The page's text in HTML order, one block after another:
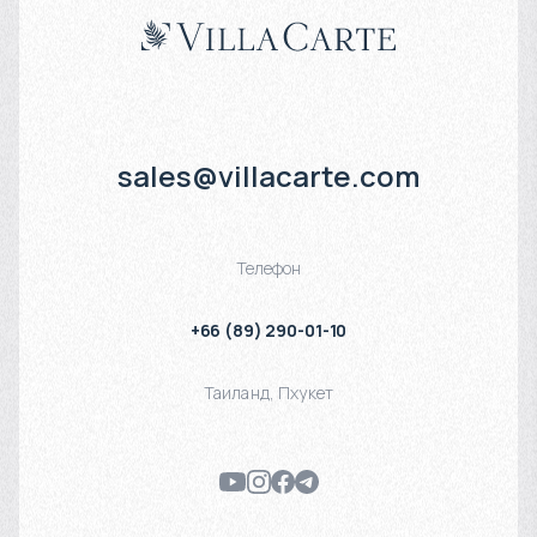
sales@villacarte.com
Телефон
+66 (89) 290-01-10
Таиланд, Пхукет